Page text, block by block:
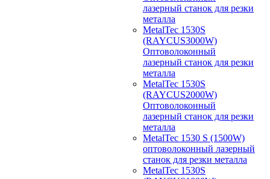
лазерный станок для резки
металла
MetalTec 1530S
(RAYCUS3000W)
Оптоволоконный
лазерный станок для резки
металла
MetalTec 1530S
(RAYCUS2000W)
Оптоволоконный
лазерный станок для резки
металла
MetalTec 1530 S (1500W)
оптоволоконный лазерный
станок для резки металла
MetalTec 1530S